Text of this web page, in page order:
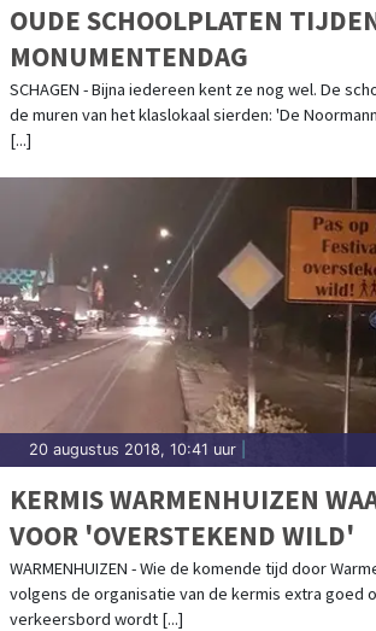
OUDE SCHOOLPLATEN
MONUMENTENDAG
SCHAGEN - Bijna iedereen kent ze nog wel. De
de muren van het klaslokaal sierden: 'De
[...]
20 augustus 2018, 10:41 uur
KERMIS WARMENHUIZEN
VOOR 'OVERSTEKEND WILD'
WARMENHUIZEN - Wie de komende tijd door
volgens de organisatie van de kermis extra goed
verkeersbord wordt [...]